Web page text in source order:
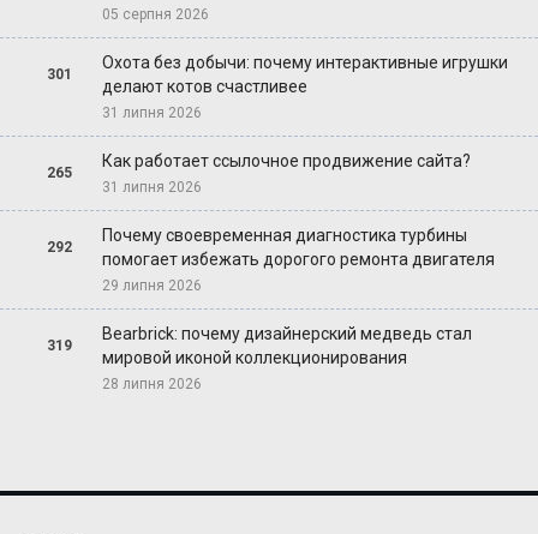
05 серпня 2026
301
Охота без добычи: почему интерактивные игрушки
делают котов счастливее
31 липня 2026
265
Как работает ссылочное продвижение сайта?
31 липня 2026
292
Почему своевременная диагностика турбины
помогает избежать дорогого ремонта двигателя
29 липня 2026
319
Bearbrick: почему дизайнерский медведь стал
мировой иконой коллекционирования
28 липня 2026